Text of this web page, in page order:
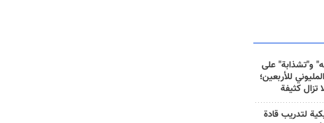
و"تشذابة" على
للأربعين؛
تزال كثيفة
لتدريب قادة